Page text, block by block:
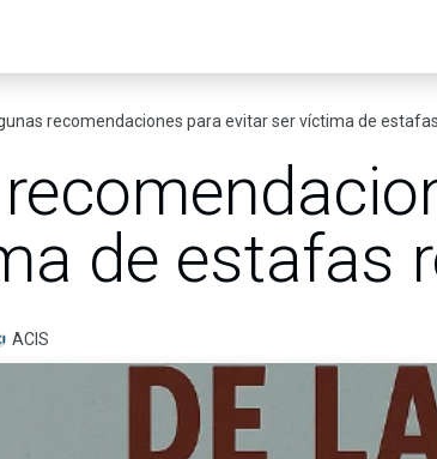
recomendaciones para evitar ser víctima de
de estafas
ACIS